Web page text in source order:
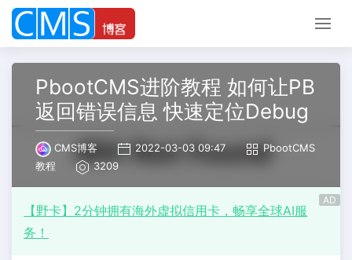
PbootCMS进阶教程 如何让PB
返回错误信息 快速定位Debug
CMS博客 2022-03-03 09:47
PbootCMS
教程
3209
AD
【野卡】2分钟拥有海外虚拟信用卡，畅享全球AI服
务！